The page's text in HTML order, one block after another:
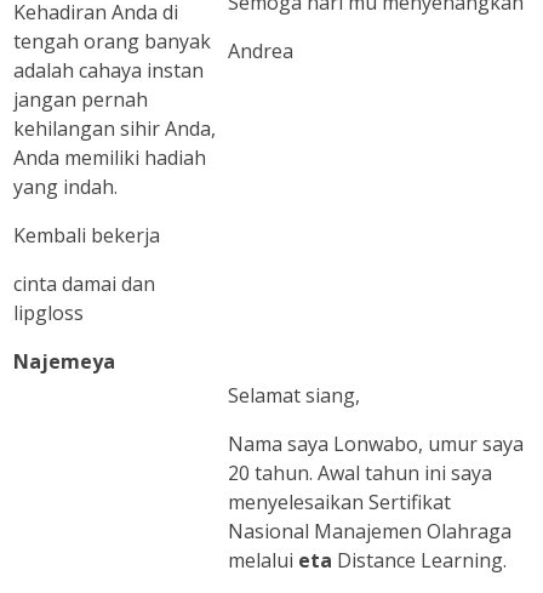
Kehadiran Anda di
tengah orang banyak
adalah cahaya instan
jangan pernah
kehilangan sihir Anda,
Anda memiliki hadiah
yang indah.
Kembali bekerja
cinta damai dan
lipgloss
Najemeya
Andrea
Selamat siang,
Nama saya Lonwabo, umur saya
20 tahun. Awal tahun ini saya
menyelesaikan Sertifikat
Nasional Manajemen Olahraga
melalui eta Distance Learning.